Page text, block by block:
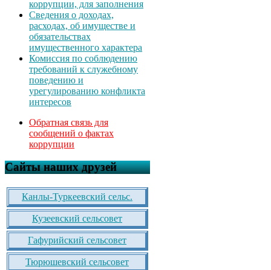
коррупции, для заполнения
Сведения о доходах,
расходах, об имуществе и
обязательствах
имущественного характера
Комиссия по соблюдению
требований к служебному
поведению и
урегулированию конфликта
интересов
Обратная связь для
сообщений о фактах
коррупции
Сайты наших друзей
Канлы-Туркеевский сельс.
Кузеевский сельсовет
Гафурийский сельсовет
Тюрюшевский сельсовет